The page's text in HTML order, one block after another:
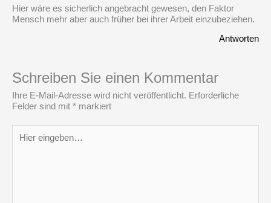
Hier wäre es sicherlich angebracht gewesen, den Faktor
Mensch mehr aber auch früher bei ihrer Arbeit einzubeziehen.
Antworten
Schreiben Sie einen Kommentar
Ihre E-Mail-Adresse wird nicht veröffentlicht. Erforderliche
Felder sind mit * markiert
eingeben…